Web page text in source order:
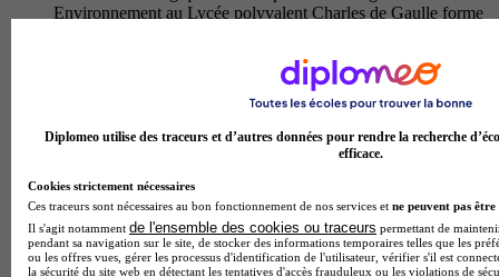
Environnement au Lycée polyvalent Charles de Gaulle forme
Diplomeo utilise des traceurs et d’autres données pour rendre la recherche
efficace.
Cookies strictement nécessaires
Ces traceurs sont nécessaires au bon fonctionnement de nos services et ne peuvent pas être
Il s'agit notamment de l'ensemble des cookies ou traceurs permettant de
pendant sa navigation sur le site, de stocker des informations temporaires telles que les
ou les offres vues, gérer les processus d'identification de l'utilisateur, vérifier s'il est
la sécurité du site web en détectant les tentatives d'accès frauduleux ou les violations de